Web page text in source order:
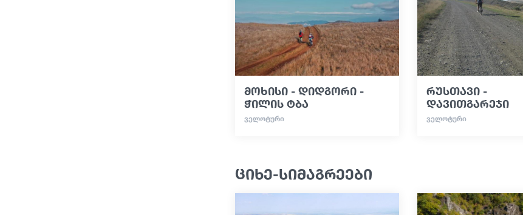
მოხისი - დიდგორი -
ჭილის ტბა
ᲕᲔᲚᲝᲢᲣᲠᲘ
რუსთავი -
დავითგარეჯი
ᲕᲔᲚᲝᲢᲣᲠᲘ
ციხე-სიმაგრეები